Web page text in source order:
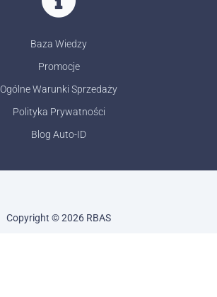
Baza Wiedzy
Promocje
Ogólne Warunki Sprzedaży
Polityka Prywatności
Blog Auto-ID
Copyright © 2026 RBAS